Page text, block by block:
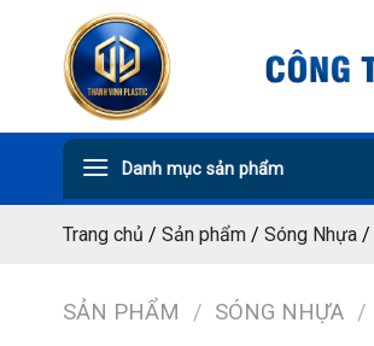
Danh mục sản phẩm
Trang chủ / Sản phẩm / Sóng Nhựa /
SẢN PHẨM / SÓNG NHỰA /